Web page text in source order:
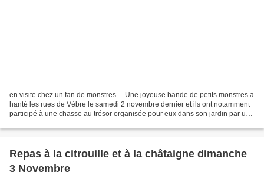
en visite chez un fan de monstres.... Une joyeuse bande de petits monstres a
hanté les rues de Vèbre le samedi 2 novembre dernier et ils ont notamment
participé à une chasse au trésor organisée pour eux dans son jardin par un
Repas à la citrouille et à la châtaigne dimanche
3 Novembre